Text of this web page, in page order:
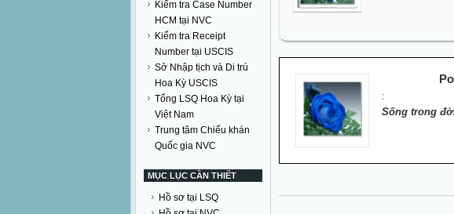
Kiểm tra Case Number
HCM tại NVC
Kiểm tra Receipt
Number tại USCIS
Sở Nhập tịch và Di trú
Hoa Kỳ USCIS
Tổng LSQ Hoa Kỳ tại
Việt Nam
Trung tâm Chiếu khán
Quốc gia NVC
MỤC LỤC CẦN THIẾT
Hồ sơ tại LSQ
:
Sống trong